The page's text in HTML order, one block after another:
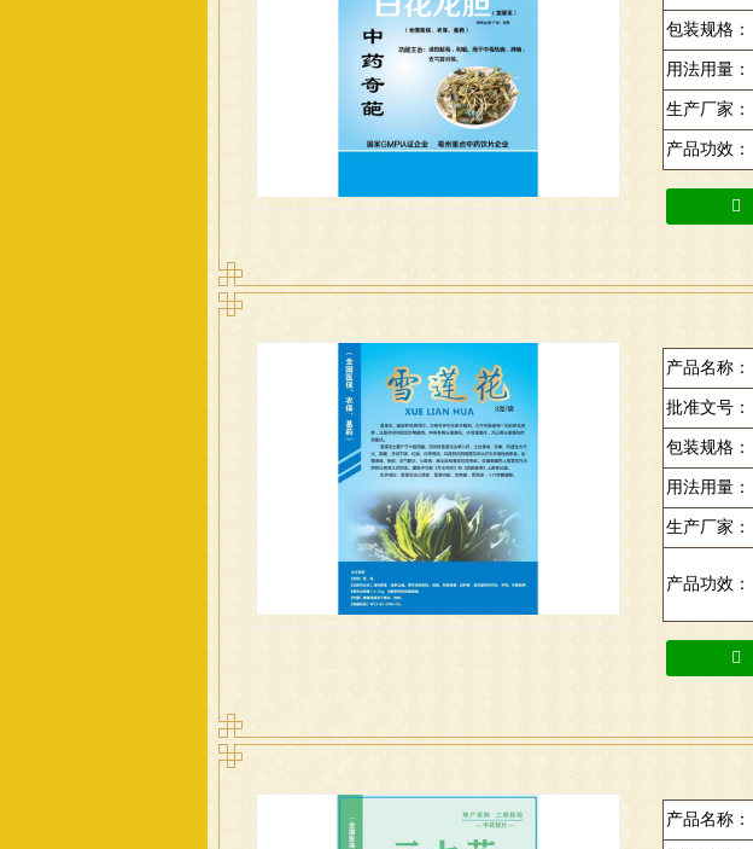
包装规格：
用法用量：
生产厂家：
产品功效：
产品名称：
批准文号：
包装规格：
用法用量：
生产厂家：
产品功效：
产品名称：